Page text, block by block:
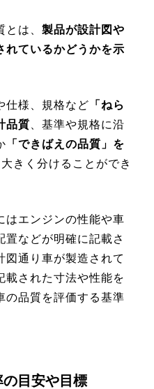
は、 製品が設計図や
れているかどうかを示
仕様、規格など 「ねら
品質 、基準や規格に沿
「できばえの品質」を
きく分けることができ
はエンジンの性能や車
置などが明確に記載さ
図通り車が製造されて
載された寸法や性能を
の品質を評価する基準
目安や目標